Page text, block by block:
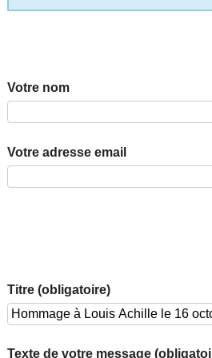
Votre nom
Votre adresse email
Titre (obligatoire)
Texte de votre message